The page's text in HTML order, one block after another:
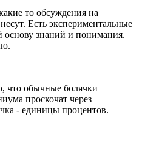
то обсуждения на
Есть экспериментальные
знаний и понимания.
что обычные болячки
проскочат через
- единицы процентов.